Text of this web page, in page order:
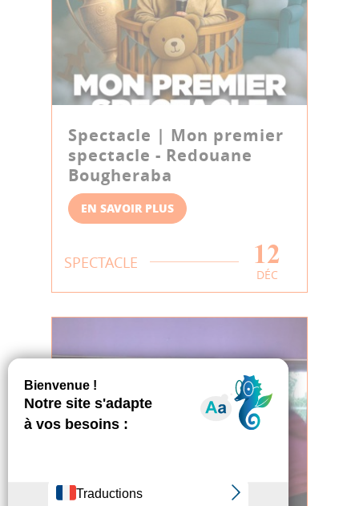
Spectacle | Mon premier
spectacle - Redouane
Bougheraba
EN SAVOIR PLUS
SPECTACLE 12
DÉC